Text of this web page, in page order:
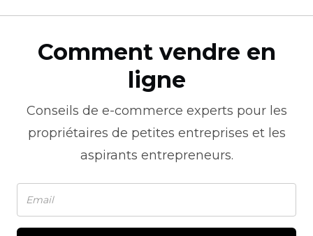
Comment vendre en
ligne
Conseils de e-commerce experts pour les
propriétaires de petites entreprises et les
aspirants entrepreneurs.